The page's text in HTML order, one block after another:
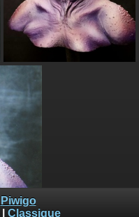
Piwigo
Classique